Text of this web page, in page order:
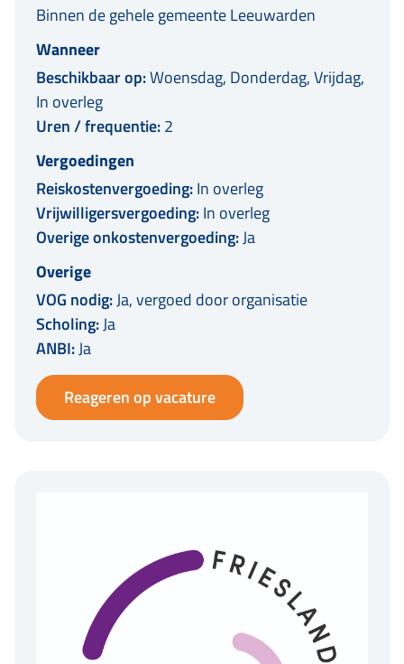
Binnen de gehele gemeente Leeuwarden
Wanneer
Beschikbaar op:Woensdag, Donderdag, Vrijdag,
In overleg
Uren / frequentie:2
Vergoedingen
Reiskostenvergoeding:In overleg
Vrijwilligersvergoeding:In overleg
Overige onkostenvergoeding:Ja
Overige
VOG nodig:Ja, vergoed door organisatie
Scholing:Ja
ANBI:Ja
Reageren op vacature